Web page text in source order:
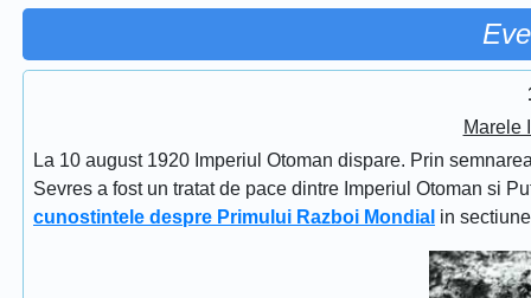
Marele
La 10 august 1920 Imperiul Otoman dispare. Prin
Sevres a fost un tratat de pace dintre Imperiul Otoman si
cunostintele despre Primului Razboi Mondial in